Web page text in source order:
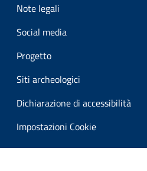
Note legali
Social media
Progetto
Siti archeologici
Dichiarazione di accessibilità
Impostazioni Cookie